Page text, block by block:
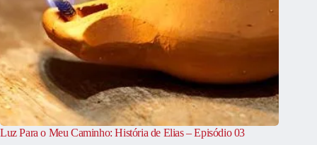
Luz Para o Meu Caminho: História de Elias – Episódio 03